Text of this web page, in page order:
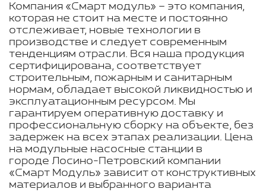
Компания «Смарт модуль» – это компания,
которая не стоит на месте и постоянно
отслеживает, новые технологии в
производстве и следует современным
тенденциям отрасли. Вся наша продукция
сертифицирована, соответствует
строительным, пожарным и санитарным
нормам, обладает высокой ликвидностью и
эксплуатационным ресурсом. Мы
гарантируем оперативную доставку и
профессиональную сборку на объекте, без
задержек на всех этапах реализации. Цена
на модульные насосные станции в
городе Лосино-Петровский компании
«Смарт Модуль» зависит от конструктивных
материалов и выбранного варианта